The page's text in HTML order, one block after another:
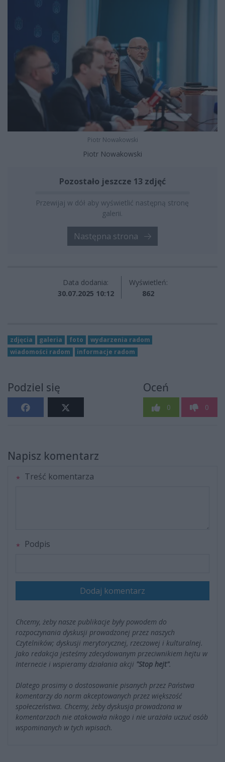
Piotr Nowakowski
Piotr Nowakowski
Pozostało jeszcze 13 zdjęć
Przewijaj w dół aby wyświetlić następną stronę
galerii.
Następna strona
Data dodania:
30.07.2025 10:12
Wyświetleń:
862
zdjęcia galeria foto
wydarzenia radom
wiadomości radom
informacje radom
Podziel się Oceń
0 0
Napisz komentarz
Treść komentarza
Podpis
Dodaj komentarz
Chcemy, żeby nasze publikacje były powodem do
rozpoczynania dyskusji prowadzonej przez naszych
Czytelników; dyskusji merytorycznej, rzeczowej i kulturalnej.
Jako redakcja jesteśmy zdecydowanym przeciwnikiem hejtu w
Internecie i wspieramy działania akcji "Stop hejt".
Dlatego prosimy o dostosowanie pisanych przez Państwa
komentarzy do norm akceptowanych przez większość
społeczeństwa. Chcemy, żeby dyskusja prowadzona w
komentarzach nie atakowała nikogo i nie urażała uczuć osób
wspominanych w tych wpisach.